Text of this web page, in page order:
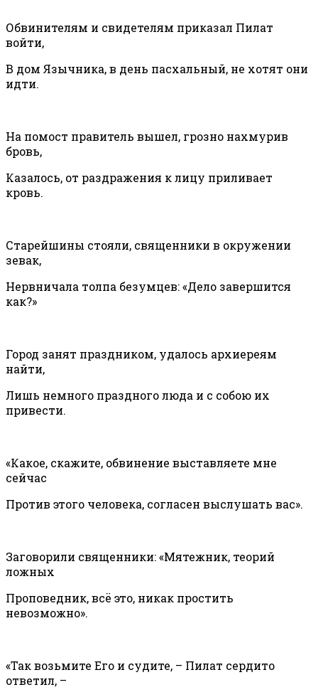
Обвинителям и свидетелям приказал Пилат
войти,
В дом Язычника, в день пасхальный, не хотят они
идти.
На помост правитель вышел, грозно нахмурив
бровь,
Казалось, от раздражения к лицу приливает
кровь.
Старейшины стояли, священники в окружении
зевак,
Нервничала толпа безумцев: «Дело завершится
как?»
Город занят праздником, удалось архиереям
найти,
Лишь немного праздного люда и с собою их
привести.
«Какое, скажите, обвинение выставляете мне
сейчас
Против этого человека, согласен выслушать вас».
Заговорили священники: «Мятежник, теорий
ложных
Проповедник, всё это, никак простить
невозможно».
«Так возьмите Его и судите, – Пилат сердито
ответил, –